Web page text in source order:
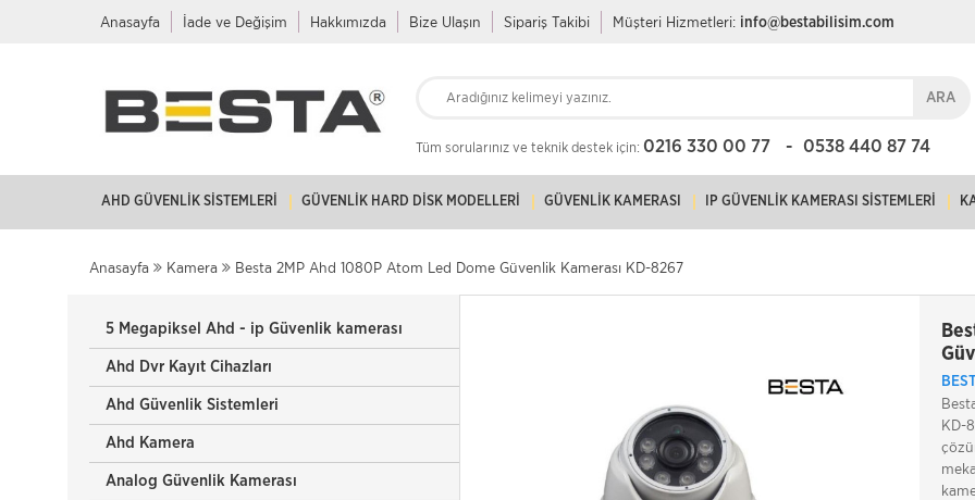
Anasayfa İade ve Değişim Hakkımızda Bize Ulaşın Sipariş Takibi Müşteri Hizmetleri: info@bestabilisim.com
ARA
Tüm sorularınız ve teknik destek için: 0216 330 00 77 0538 440 87 74
AHD GÜVENLIK SISTEMLERI GÜVENLIK HARD DISK MODELLERI GÜVENLIK KAMERASI IP GÜVENLIK KAMERASI SISTEMLERI
Anasayfa Kamera Besta 2MP Ahd 1080P Atom Led Dome Güvenlik Kamerası KD-8267
5 Megapiksel Ahd - ip Güvenlik kamerası
Ahd Dvr Kayıt Cihazları
Ahd Güvenlik Sistemleri
Ahd Kamera
Analog Güvenlik Kamerası
KD-